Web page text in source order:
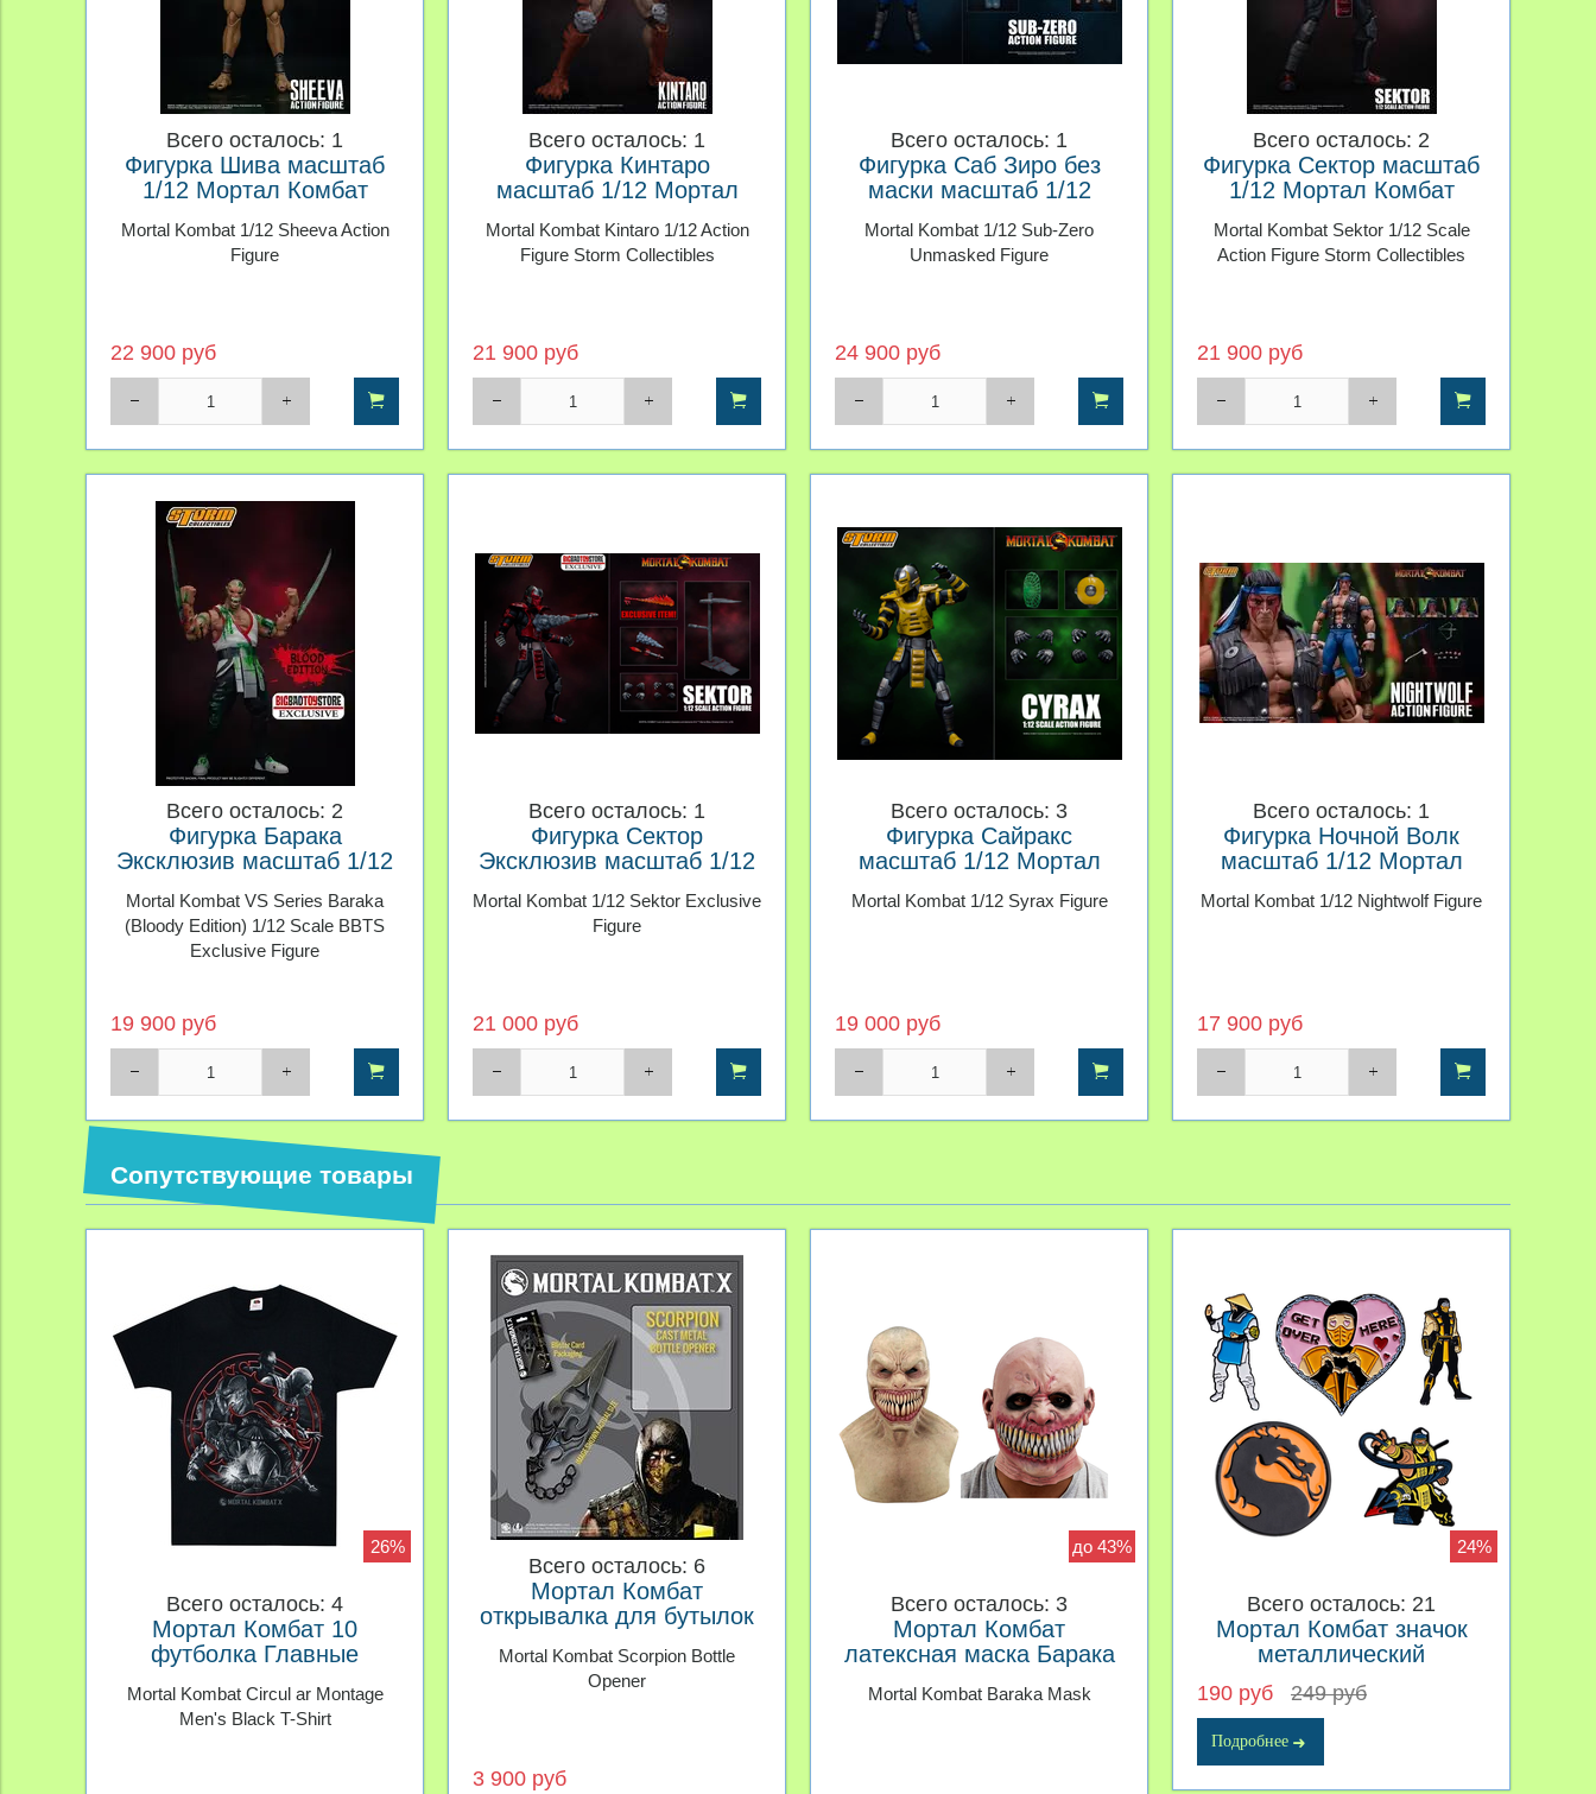
Всего осталось: 1
Фигурка Шива масштаб
1/12 Мортал Комбат
Mortal Kombat 1/12 Sheeva Action
Figure
22 900 руб
Всего осталось: 1
Фигурка Кинтаро
масштаб 1/12 Мортал
Mortal Kombat Kintaro 1/12 Action
Figure Storm Collectibles
21 900 руб
Всего осталось: 1
Фигурка Саб Зиро без
маски масштаб 1/12
Collectibles
Mortal Kombat 1/12 Sub-Zero
Unmasked Figure
24 900 руб
Всего осталось: 2
Фигурка Сектор масштаб
1/12 Мортал Комбат
Mortal Kombat Sektor 1/12 Scale
Action Figure Storm Collectibles
21 900 руб
Всего осталось: 2
Фигурка Барака
Эксклюзив масштаб 1/12
Collectibles
Mortal Kombat VS Series Baraka
(Bloody Edition) 1/12 Scale BBTS
Exclusive Figure
19 900 руб
Всего осталось: 1
Фигурка Сектор
Эксклюзив масштаб 1/12
Collectibles
Mortal Kombat 1/12 Sektor Exclusive
Figure
21 000 руб
Всего осталось: 3
Фигурка Сайракс
масштаб 1/12 Мортал
Mortal Kombat 1/12 Syrax Figure
19 000 руб
Всего осталось: 1
Фигурка Ночной Волк
масштаб 1/12 Мортал
Mortal Kombat 1/12 Nightwolf Figure
17 900 руб
Сопутствующие товары
26%
Всего осталось: 4
Мортал Комбат 10
футболка Главные
Mortal Kombat Circul ar Montage
Men's Black T-Shirt
Всего осталось: 6
Мортал Комбат
открывалка для бутылок
Mortal Kombat Scorpion Bottle
Opener
3 900 руб
до 43%
Всего осталось: 3
Мортал Комбат
латексная маска Барака
Mortal Kombat Baraka Mask
24%
Всего осталось: 21
Мортал Комбат значок
металлический
190 руб 249 руб
Подробнее